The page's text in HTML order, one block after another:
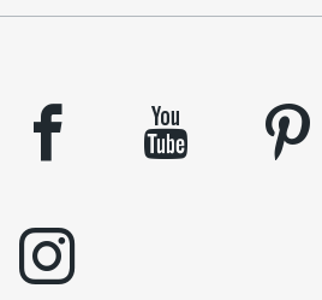
facebook youtube pinterest
instagram